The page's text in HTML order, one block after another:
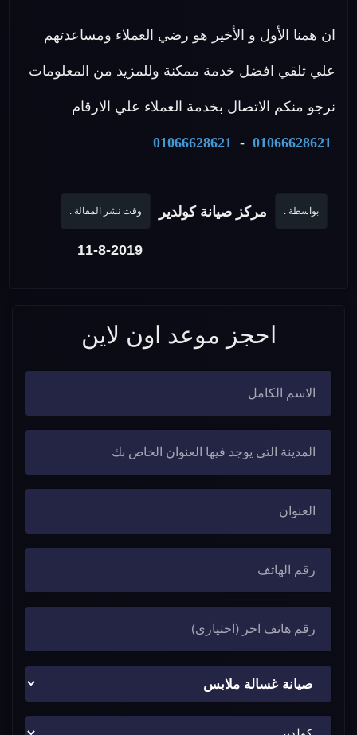
ان همنا الأول و الأخير هو رضي العملاء ومساعدتهم
علي تلقي افضل خدمة ممكنة وللمزيد من المعلومات
نرجو منكم الاتصال بخدمة العملاء علي الارقام
01066628621
-
01066628621
بواسطة : مركز صيانة كولدير وقت نشر المقالة :
11-8-2019
احجز موعد اون لاين